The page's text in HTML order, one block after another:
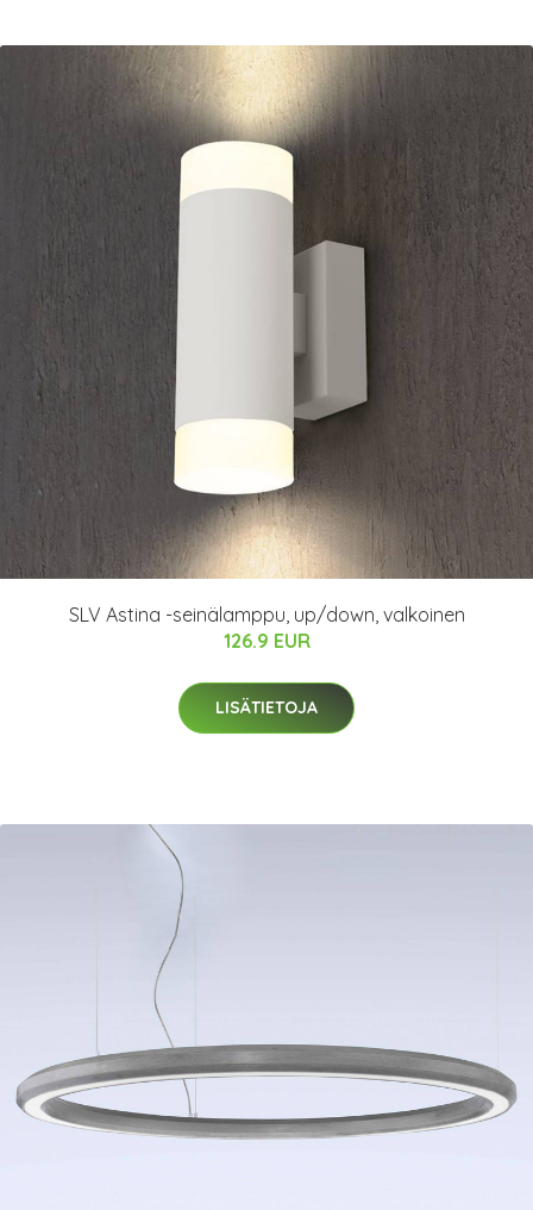
SLV Astina -seinälamppu, up/down, valkoinen
126.9 EUR
LISÄTIETOJA